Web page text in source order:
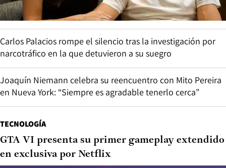
Carlos Palacios rompe el silencio tras la investigación por
narcotráfico en la que detuvieron a su suegro
Joaquín Niemann celebra su reencuentro con Mito Pereira
en Nueva York: “Siempre es agradable tenerlo cerca”
TECNOLOGÍA
GTA VI presenta su primer gameplay extendido
en exclusiva por Netflix